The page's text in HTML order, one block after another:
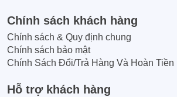
Chính sách khách hàng
Chính sách & Quy định chung
Chính sách bảo mật
Chính Sách Đổi/Trả Hàng Và Hoàn Tiền
Hỗ trợ khách hàng